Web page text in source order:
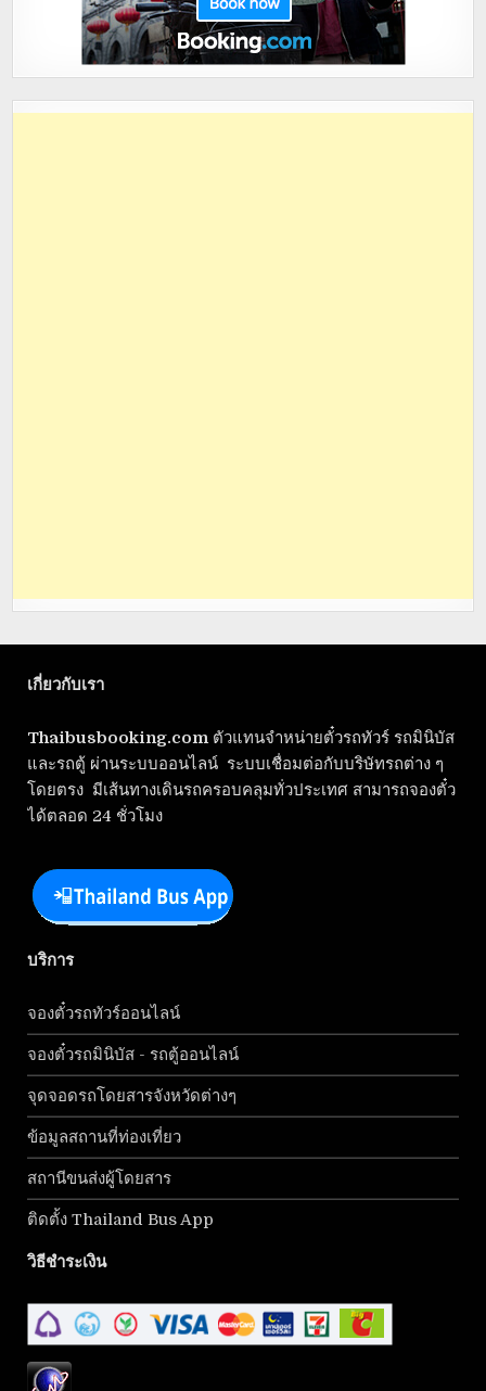
เกี่ยวกับเรา
Thaibusbooking.com ตัวแทนจำหน่ายตั๋วรถทัวร์ รถมินิบัส
และรถตู้ ผ่านระบบออนไลน์ ระบบเชื่อมต่อกับบริษัทรถต่าง ๆ
โดยตรง มีเส้นทางเดินรถครอบคลุมทั่วประเทศ สามารถจองตั๋ว
ได้ตลอด 24 ชั่วโมง
บริการ
จองตั๋วรถทัวร์ออนไลน์
จองตั๋วรถมินิบัส - รถตู้ออนไลน์
จุดจอดรถโดยสารจังหวัดต่างๆ
ข้อมูลสถานที่ท่องเที่ยว
สถานีขนส่งผู้โดยสาร
ติดตั้ง Thailand Bus App
วิธีชำระเงิน